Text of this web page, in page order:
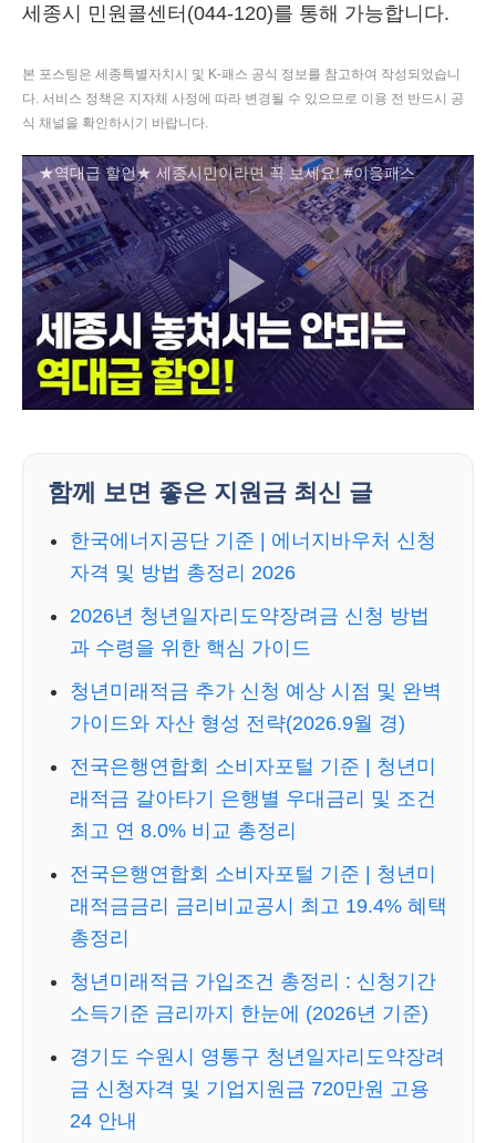
세종시 민원콜센터(044-120)를 통해 가능합니다.
본 포스팅은 세종특별자치시 및 K-패스 공식 정보를 참고하여 작성되었습니
다. 서비스 정책은 지자체 사정에 따라 변경될 수 있으므로 이용 전 반드시 공
식 채널을 확인하시기 바랍니다.
★역대급 할인★ 세종시민이라면 꼭 보세요! #이응패스
함께 보면 좋은 지원금 최신 글
한국에너지공단 기준 | 에너지바우처 신청
자격 및 방법 총정리 2026
2026년 청년일자리도약장려금 신청 방법
과 수령을 위한 핵심 가이드
청년미래적금 추가 신청 예상 시점 및 완벽
가이드와 자산 형성 전략(2026.9월 경)
전국은행연합회 소비자포털 기준 | 청년미
래적금 갈아타기 은행별 우대금리 및 조건
최고 연 8.0% 비교 총정리
전국은행연합회 소비자포털 기준 | 청년미
래적금금리 금리비교공시 최고 19.4% 혜택
총정리
청년미래적금 가입조건 총정리 : 신청기간
소득기준 금리까지 한눈에 (2026년 기준)
경기도 수원시 영통구 청년일자리도약장려
금 신청자격 및 기업지원금 720만원 고용
24 안내